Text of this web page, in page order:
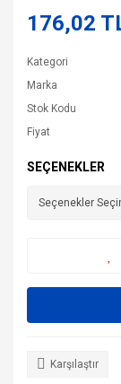
176,02
Kategori
Marka
Stok Kodu
Fiyat
SEÇENEKLER
Karşılaştır